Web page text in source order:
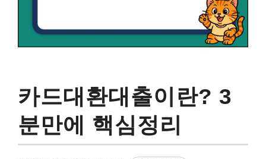
카드대환대출이란? 3
분만에 핵심정리